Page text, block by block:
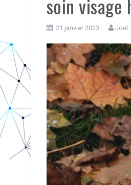
soin
21 janvier 2023 Joel